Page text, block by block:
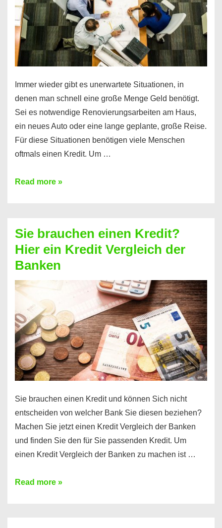
Immer wieder gibt es unerwartete Situationen, in
denen man schnell eine große Menge Geld benötigt.
Sei es notwendige Renovierungsarbeiten am Haus,
ein neues Auto oder eine lange geplante, große Reise.
Für diese Situationen benötigen viele Menschen
oftmals einen Kredit. Um …
Brauchen
Summe
Geld?
Hier
einen
10000
Euro
Kredit
finden
Read more »
Sie brauchen einen Kredit?
Hier ein Kredit Vergleich der
Banken
Sie brauchen einen Kredit und können Sich nicht
entscheiden von welcher Bank Sie diesen beziehen?
Machen Sie jetzt einen Kredit Vergleich der Banken
und finden Sie den für Sie passenden Kredit. Um
einen Kredit Vergleich der Banken zu machen ist …
Sie
Read more »